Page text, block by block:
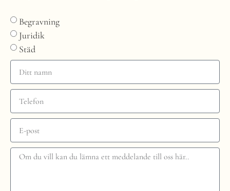
Begravning
Juridik
Städ